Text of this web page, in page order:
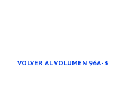
VOLVER AL VOLUMEN 96A-3